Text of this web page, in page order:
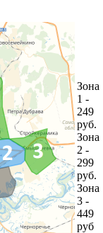
Зона
1 -
249
руб.
Зона
2 -
299
руб.
Зона
3 -
449
руб